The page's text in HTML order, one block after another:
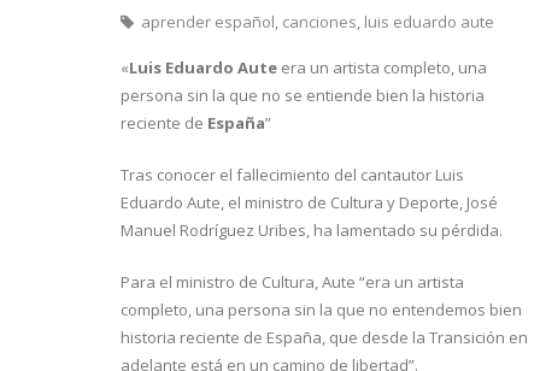
aprender español, canciones, luis eduardo aute
«Luis Eduardo Aute era un artista completo, una
persona sin la que no se entiende bien la historia
reciente de España”
Tras conocer el fallecimiento del cantautor Luis
Eduardo Aute, el ministro de Cultura y Deporte, José
Manuel Rodríguez Uribes, ha lamentado su pérdida.
Para el ministro de Cultura, Aute “era un artista
completo, una persona sin la que no entendemos bien
historia reciente de España, que desde la Transición en
adelante está en un camino de libertad”.